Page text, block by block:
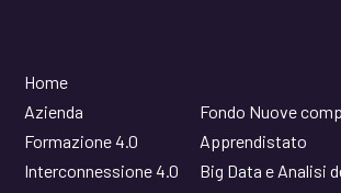
Home
Azienda
Formazione 4.0
Interconnessione 4.0
Fondo Nuove
Apprendistato
Big Data e Analisi